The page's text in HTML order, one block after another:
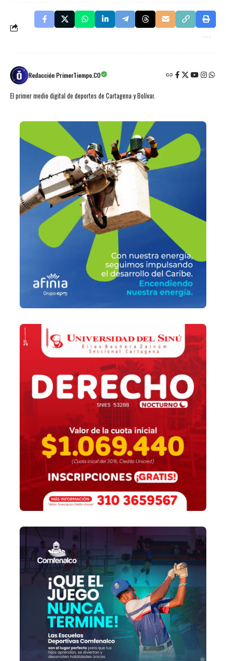
Redacción PrimerTiempo.CO
El primer medio digital de deportes de Cartagena y Bolívar.